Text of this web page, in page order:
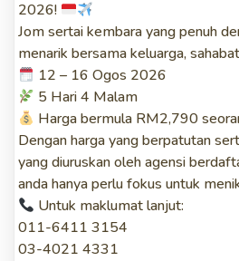
2026!
Jom sertai kembara yang penuh
menarik bersama keluarga,
12 – 16 Ogos 2026
5 Hari 4 Malam
Harga bermula RM2,790
Dengan harga yang berpatutan
yang diuruskan oleh agensi
anda hanya perlu fokus untuk
Untuk maklumat lanjut:
011-6411 3154
03-4021 4331